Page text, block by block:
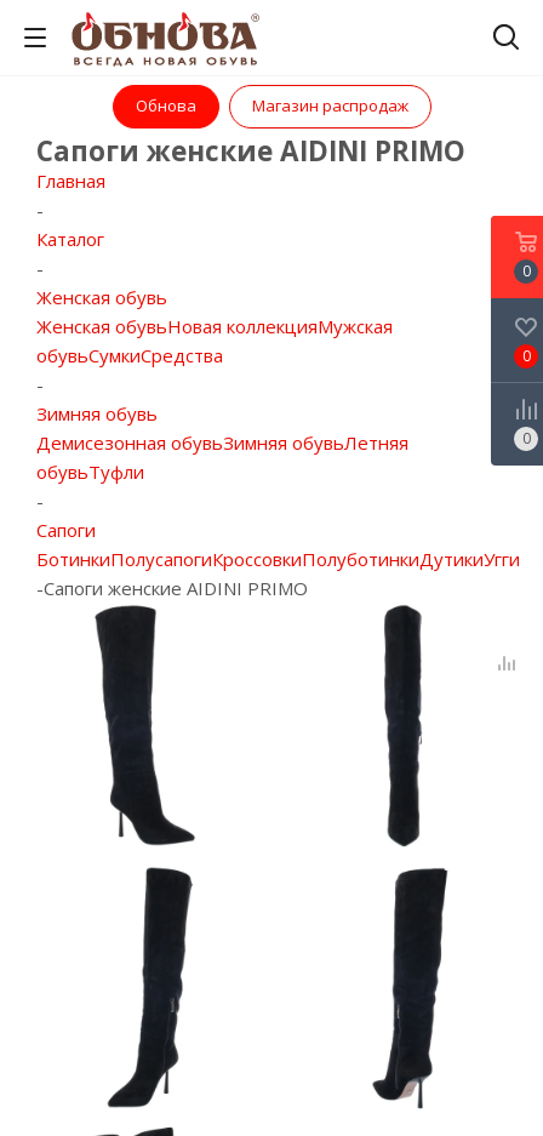
Обнова Магазин распродаж
Сапоги женские AIDINI PRIMO
Главная
-
Каталог
-
Женская обувь
Женская обувьНовая коллекцияМужская
обувьСумкиСредства
-
Зимняя обувь
Демисезонная обувьЗимняя обувьЛетняя
обувьТуфли
-
Сапоги
БотинкиПолусапогиКроссовкиПолуботинкиДутикиУгги
-Сапоги женские AIDINI PRIMO
0
0
0